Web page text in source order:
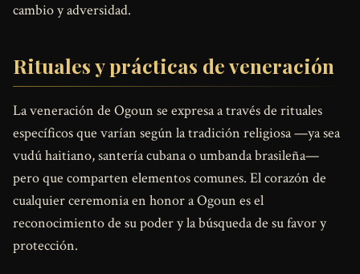
cambio y adversidad.
Rituales y prácticas de veneración
La veneración de Ogoun se expresa a través de rituales
específicos que varían según la tradición religiosa —ya sea
vudú haitiano, santería cubana o umbanda brasileña—
pero que comparten elementos comunes. El corazón de
cualquier ceremonia en honor a Ogoun es el
reconocimiento de su poder y la búsqueda de su favor y
protección.